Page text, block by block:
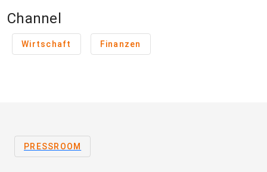
Channel
Wirtschaft Finanzen
PRESSROOM